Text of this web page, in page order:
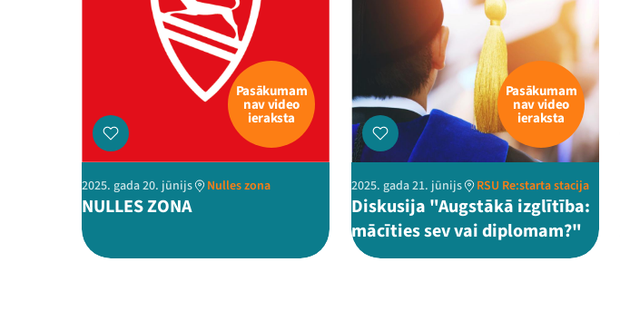
Pasākumam
nav video
ieraksta
2025. gada 20. jūnijs Nulles zona
NULLES ZONA
Pasākumam
nav video
ieraksta
2025. gada 21. jūnijs RSU Re:starta stacija
Diskusija "Augstākā izglītība:
mācīties sev vai diplomam?"